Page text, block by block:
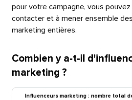
pour votre campagne, vous
contacter et à mener ensemble
marketing entières.​​
Combien y a-t-il
marketing ?​​
Influenceurs marketing : nombre total